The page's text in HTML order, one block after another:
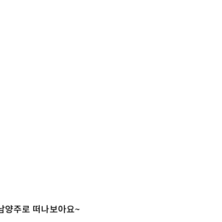
양주로 떠나보아요~